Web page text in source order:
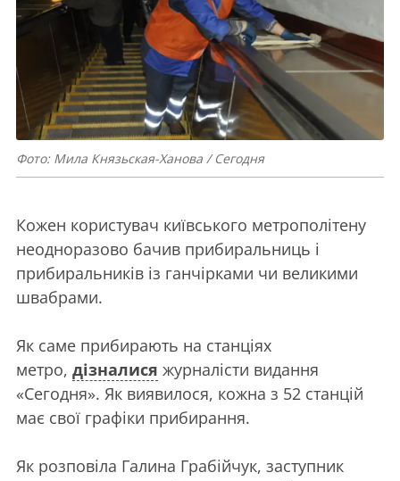
Фото: Мила Князьская-Ханова / Сегодня
Кожен користувач київського метрополітену
неодноразово бачив прибиральниць і
прибиральників із ганчірками чи великими
швабрами.
Як саме прибирають на станціях
метро, дізналися журналісти видання
«Сегодня». Як виявилося, кожна з 52 станцій
має свої графіки прибирання.
Як розповіла Галина Грабійчук, заступник